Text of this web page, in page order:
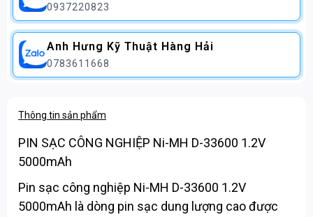
0937220823
Anh Hưng Kỹ Thuật Hàng Hải
0783611668
Thông tin sản phẩm
PIN SẠC CÔNG NGHIỆP Ni-MH D-33600 1.2V
5000mAh
Pin sạc công nghiệp Ni-MH D-33600 1.2V
5000mAh là dòng pin sạc dung lượng cao được